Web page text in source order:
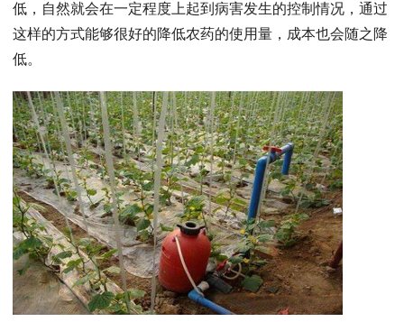
低，自然就会在一定程度上起到病害发生的控制情况，通过
这样的方式能够很好的降低农药的使用量，成本也会随之降
低。